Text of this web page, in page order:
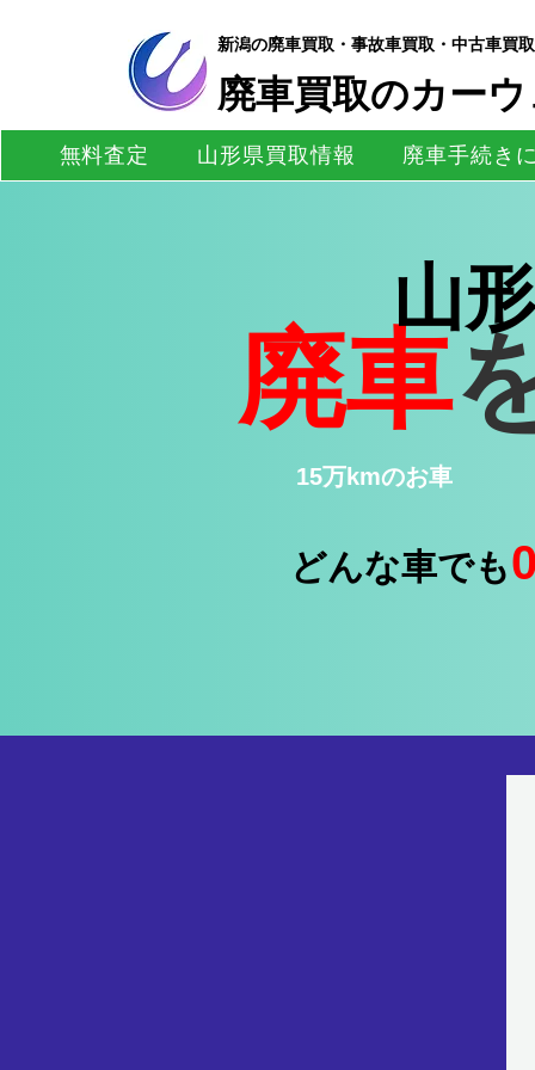
新潟の廃車買取・事故車買取・中古車買
廃車買取のカー
無料査定 山形県買取情報 廃車手続き
廃車
15万kmのお車
どんな車でも
山